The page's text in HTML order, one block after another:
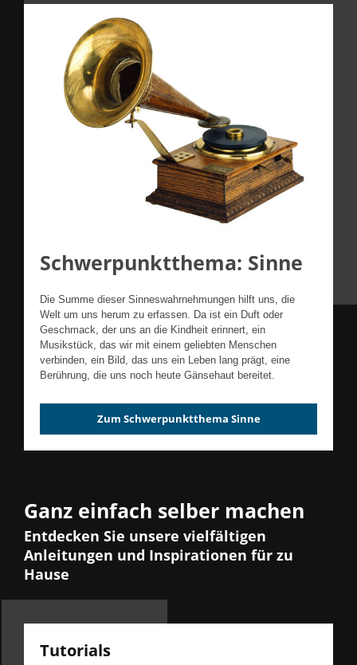
Schwerpunktthema: Sinne
Die Summe dieser Sinneswahrnehmungen hilft uns, die
Welt um uns herum zu erfassen. Da ist ein Duft oder
Geschmack, der uns an die Kindheit erinnert, ein
Musikstück, das wir mit einem geliebten Menschen
verbinden, ein Bild, das uns ein Leben lang prägt, eine
Berührung, die uns noch heute Gänsehaut bereitet.
Zum Schwerpunktthema Sinne
Ganz einfach selber machen
Entdecken Sie unsere vielfältigen
Anleitungen und Inspirationen für zu
Hause
Tutorials